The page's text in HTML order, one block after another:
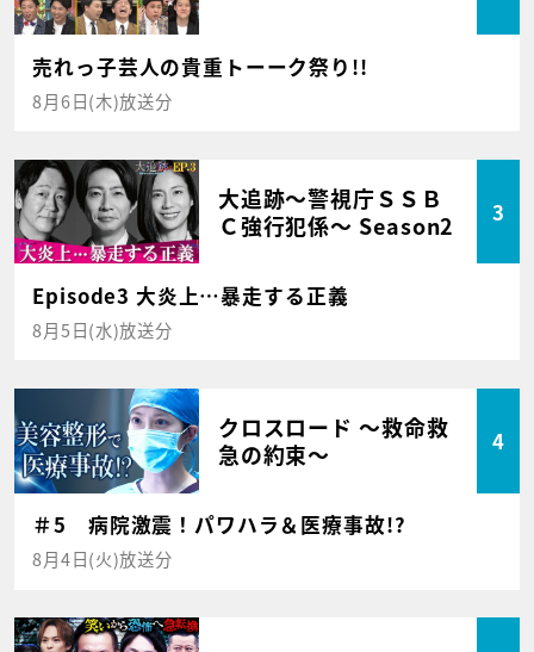
売れっ子芸人の貴重トーーク祭り!!
8月6日(木)放送分
大追跡～警視庁ＳＳＢ
Ｃ強行犯係～ Season2
3
Episode3 大炎上…暴走する正義
8月5日(水)放送分
クロスロード ～救命救
急の約束～
4
＃5 病院激震！パワハラ＆医療事故!?
8月4日(火)放送分